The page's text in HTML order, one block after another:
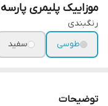
موزاییک پلیمری پارسه
رنگبندی
طوسی
سفید
توضیحات